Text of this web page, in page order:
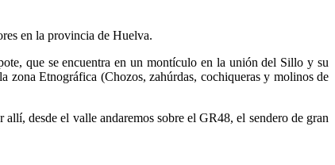
en la provincia de Huelva.
que se encuentra en un montículo en la unión del Sillo y su
Etnográfica (Chozos, zahúrdas, cochiqueras y molinos de
desde el valle andaremos sobre el GR48, el sendero de gran